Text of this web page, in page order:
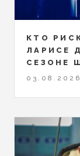
КТО
ЛАРИСЕ
СЕЗОНЕ
03.08.2026